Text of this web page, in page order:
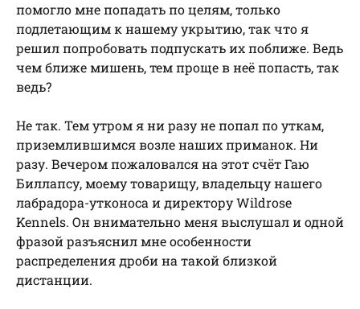
помогло мне попадать по целям, только
подлетающим к нашему укрытию, так что я
решил попробовать подпускать их поближе. Ведь
чем ближе мишень, тем проще в неё попасть, так
ведь?
Не так. Тем утром я ни разу не попал по уткам,
приземлившимся возле наших приманок. Ни
разу. Вечером пожаловался на этот счёт Гаю
Биллапсу, моему товарищу, владельцу нашего
лабрадора-утконоса и директору Wildrose
Kennels. Он внимательно меня выслушал и одной
фразой разъяснил мне особенности
распределения дроби на такой близкой
дистанции.